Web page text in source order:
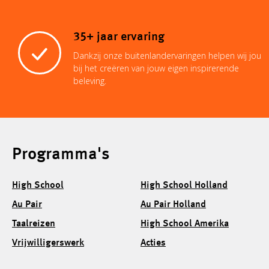
35+ jaar ervaring
Dankzij onze buitenlandervaringen helpen wij jou
bij het creëren van jouw eigen inspirerende
beleving.
Programma's
High School
Au Pair
Taalreizen
Vrijwilligerswerk
High School Holland
Au Pair Holland
High School Amerika
Acties